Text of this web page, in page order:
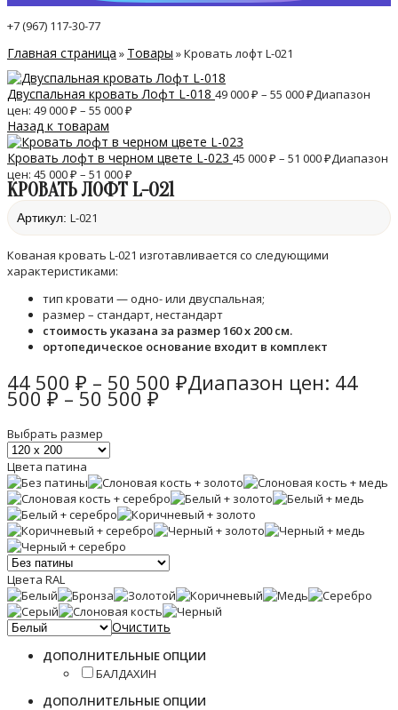
+7 (967) 117-30-77
Главная страница » Товары »Кровать лофт L-021
Двуспальная кровать Лофт L-018 49 000₽ – 55 000₽Диапазон
цен: 49 000 ₽ – 55 000 ₽
Назад к товарам
Кровать лофт в черном цвете L-023 45 000₽ – 51 000₽Диапазон
цен: 45 000 ₽ – 51 000 ₽
КРОВАТЬ ЛОФТ L-021
Артикул: L-021
Кованая кровать L-021 изготавливается со следующими
характеристиками:
тип кровати — одно- или двуспальная;
размер – стандарт, нестандарт
стоимость указана за размер 160 х 200 см.
ортопедическое основание входит в комплект
44 500 ₽ – 50 500 ₽Диапазон цен: 44
500 ₽ – 50 500 ₽
Выбрать размер
Цвета патина
Цвета RAL
Очистить
ДОПОЛНИТЕЛЬНЫЕ ОПЦИИ
БАЛДАХИН
ДОПОЛНИТЕЛЬНЫЕ ОПЦИИ